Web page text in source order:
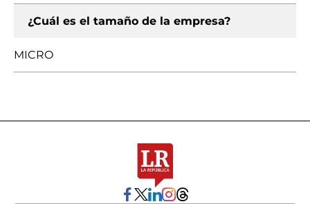
¿Cuál es el tamaño de la empresa?
MICRO